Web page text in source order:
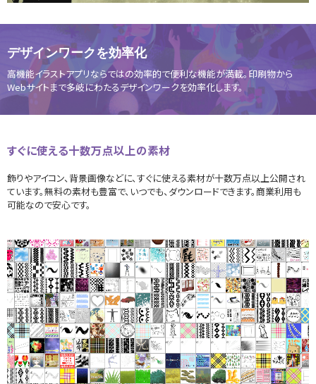
デザインワークを効率化
高機能イラストアプリならではの効率的で便利な機能が満載。印刷物から
Webサイトまで多岐にわたるデザインワークを効率化します。
すぐに使える十数万点以上の素材
飾りやアイコン、背景画像などに、すぐに使える素材が十数万点以上公開され
ています。無料の素材も豊富で、いつでも、ダウンロードできます。商業利用も
可能なので安心です。